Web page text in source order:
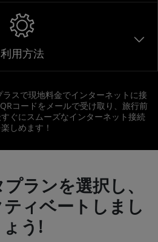
利用方法
スで現地料金でインターネットに接
コードをメールで受け取り、旅行前
ぐにスムーズなインターネット接続
しめます！
ランを選択し、
ィベートしまし
ょう!